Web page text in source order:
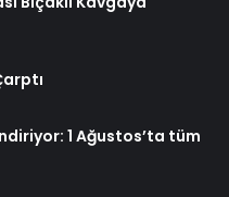
1 Ağustos’ta tüm